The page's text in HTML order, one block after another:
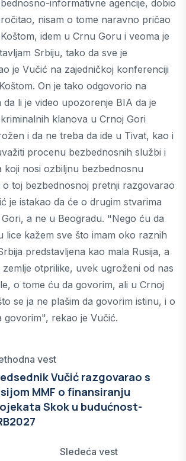
informativne agencije, dobio
nisam o tome naravno pričao
idem u Crnu Goru i veoma je
Srbiju, tako da sve je
je Vučić na zajedničkoj konferenciji
On je tako odgovorio na
da li je video upozorenje BIA da je
klanova u Crnoj Gori
i da ne treba da ide u Tivat, kao i
procenu bezbednosnih službi i
koji nosi ozbiljnu bezbednosnu
o toj bezbednosnoj pretnji razgovarao
je istakao da će o drugim stvarima
a ne u Beogradu. "Nego ću da
lice kažem sve što imam oko raznih
predstavljena kao mala Rusija, a
otprilike, uvek ugroženi od nas
o tome ću da govorim, ali u Crnoj
se ja ne plašim da govorim istinu, i o
govorim", rekao je Vučić.
vest
Vučić razgovarao s
MMF o finansiranju
Skok u budućnost-
Sledeća vest